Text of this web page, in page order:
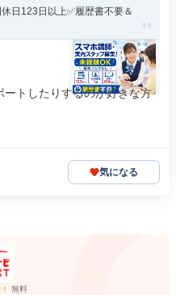
日123日以上✅履歴書不要＆
ートしたりするのが好きな方
気になる
無料